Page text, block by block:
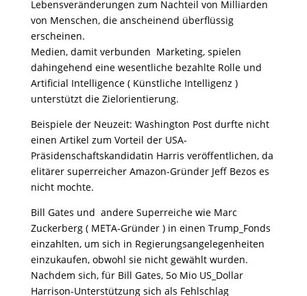
Lebensveränderungen zum Nachteil von Milliarden
von Menschen, die anscheinend überflüssig
erscheinen.
Medien, damit verbunden Marketing, spielen
dahingehend eine wesentliche bezahlte Rolle und
Artificial Intelligence ( Künstliche Intelligenz )
unterstützt die Zielorientierung.
Beispiele der Neuzeit: Washington Post durfte nicht
einen Artikel zum Vorteil der USA-
Präsidenschaftskandidatin Harris veröffentlichen, da
elitärer superreicher Amazon-Gründer Jeff Bezos es
nicht mochte.
Bill Gates und andere Superreiche wie Marc
Zuckerberg ( META-Gründer ) in einen Trump_Fonds
einzahlten, um sich in Regierungsangelegenheiten
einzukaufen, obwohl sie nicht gewählt wurden.
Nachdem sich, für Bill Gates, 5o Mio US_Dollar
Harrison-Unterstützung sich als Fehlschlag